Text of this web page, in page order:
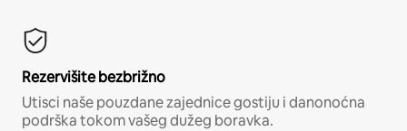
Rezervišite bezbrižno
Utisci naše pouzdane zajednice gostiju i danonoćna
podrška tokom vašeg dužeg boravka.